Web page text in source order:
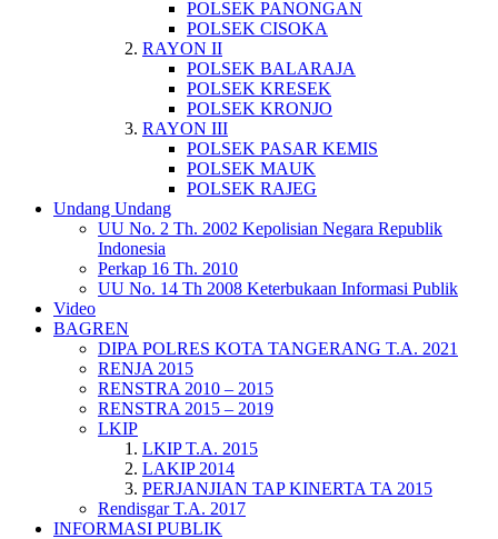
POLSEK PANONGAN
POLSEK CISOKA
RAYON II
POLSEK BALARAJA
POLSEK KRESEK
POLSEK KRONJO
RAYON III
POLSEK PASAR KEMIS
POLSEK MAUK
POLSEK RAJEG
Undang Undang
UU No. 2 Th. 2002 Kepolisian Negara Republik
Indonesia
Perkap 16 Th. 2010
UU No. 14 Th 2008 Keterbukaan Informasi Publik
Video
BAGREN
DIPA POLRES KOTA TANGERANG T.A. 2021
RENJA 2015
RENSTRA 2010 – 2015
RENSTRA 2015 – 2019
LKIP
LKIP T.A. 2015
LAKIP 2014
PERJANJIAN TAP KINERTA TA 2015
Rendisgar T.A. 2017
INFORMASI PUBLIK